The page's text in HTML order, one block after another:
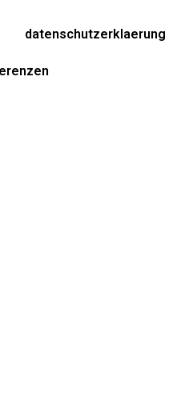
datenschutzerklaerung